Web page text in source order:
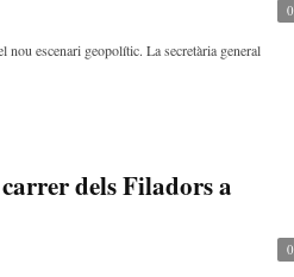
0
nou escenari geopolític. La secretària general
dels Filadors a
0